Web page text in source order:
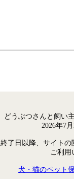
どうぶつさんと飼い
2026年7
終了日以降、サイト
ご利用
犬・猫のペット